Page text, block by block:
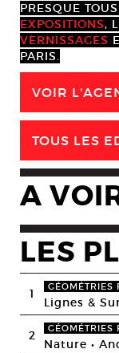
PRESQUE
EXPOSITIONS,
VERNISSAGES
PARIS.
VOIR
TOUS LES
A
LES
1 GÉOMÉTRIES
Lignes &
2 GÉOMÉTRIES
Nature •